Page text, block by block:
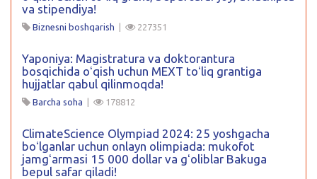
va stipendiya!
Biznesni boshqarish | 227351
Yaponiya: Magistratura va doktorantura
bosqichida oʻqish uchun MEXT toʻliq grantiga
hujjatlar qabul qilinmoqda!
Barcha soha | 178812
ClimateScience Olympiad 2024: 25 yoshgacha
boʻlganlar uchun onlayn olimpiada: mukofot
jamgʻarmasi 15 000 dollar va gʻoliblar Bakuga
bepul safar qiladi!